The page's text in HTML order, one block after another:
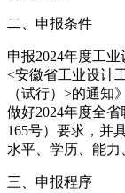
二、申报条件
申报2024年度工
<安徽省工业设计
（试行）>的通知
做好2024年度全省
165号）要求，并
水平、学历、能力
三、申报程序